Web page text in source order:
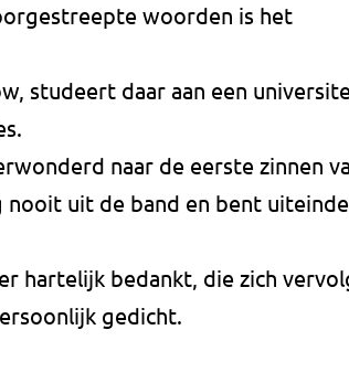
woorden is het
studeert daar aan een
naar de eerste zinnen
uit de band en bent
hartelijk bedankt, die zich
gedicht.